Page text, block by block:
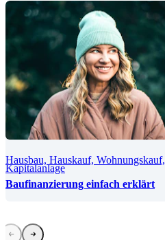
Hausbau, Hauskauf, Wohnungskauf,
Kapitalanlage
Baufinanzierung einfach erklärt